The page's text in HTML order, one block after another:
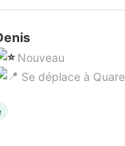
Nouveau
Se déplace à